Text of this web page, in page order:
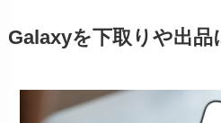
Galaxyを下取りや出品